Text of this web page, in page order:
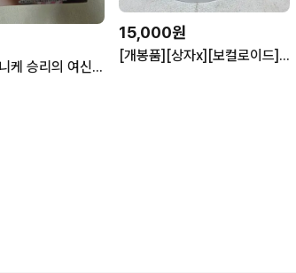
반프레스토 니케 승리의 여신 피규어 바이퍼
15,000원
[개봉품][상자x][보컬로이드] 레이싱 미쿠 2016 피규어 [반프레스토]